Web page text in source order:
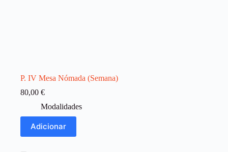
P. IV Mesa Nómada (Semana)
80,00 €
Modalidades
Adicionar